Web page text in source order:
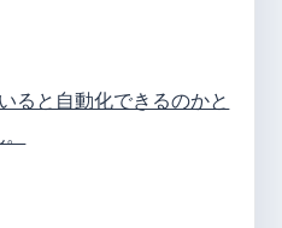
ると自動化できるのかと